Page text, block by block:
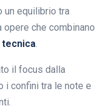
un equilibrio tra
che combinano
.
il focus dalla
i confini tra le note e